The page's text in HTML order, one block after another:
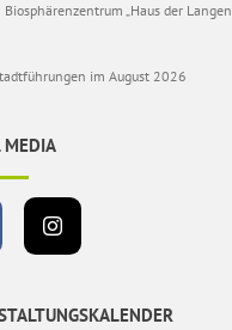
Biosphärenzentrum „Haus der Langen
im August 2026
MEDIA